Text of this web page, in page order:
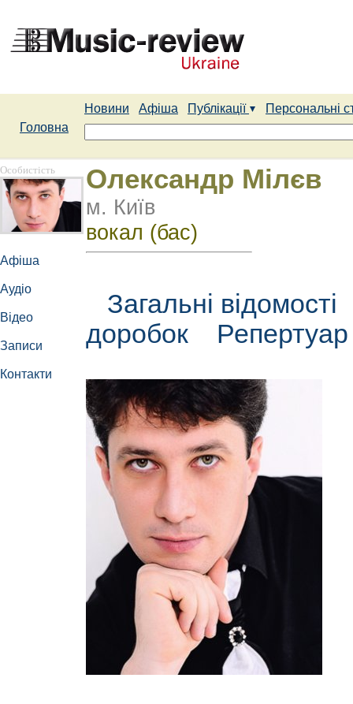
Новини Афіша Публікації
Персональні
Головна
Особистість
Афіша
Аудіо
Відео
Записи
Контакти
Олександр Мілєв
м. Київ
вокал (бас)
Загальні відомості
доробок